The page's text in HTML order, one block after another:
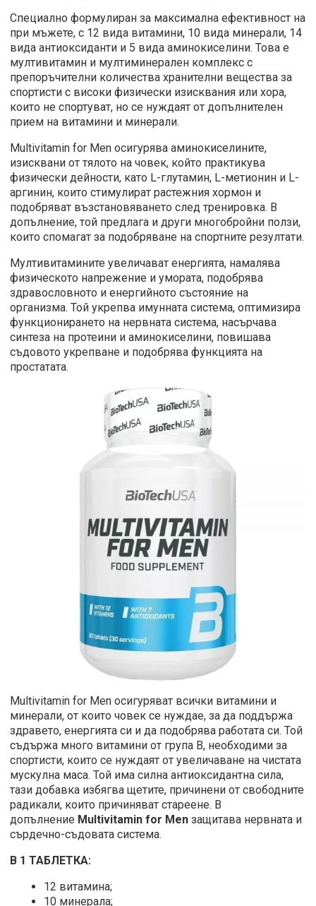
Специално формулиран за максимална ефективност на
при мъжете, с 12 вида витамини, 10 вида минерали, 14
вида антиоксиданти и 5 вида аминокиселини. Това е
мултивитамин и мултиминерален комплекс с
препоръчителни количества хранителни вещества за
спортисти с високи физически изисквания или хора,
които не спортуват, но се нуждаят от допълнителен
прием на витамини и минерали.
Multivitamin for Men осигурява аминокиселините,
изисквани от тялото на човек, който практикува
физически дейности, като L-глутамин, L-метионин и L-
аргинин, които стимулират растежния хормон и
подобряват възстановяването след тренировка. В
допълнение, той предлага и други многобройни ползи,
които спомагат за подобряване на спортните резултати.
Мултивитамините увеличават енергията, намалява
физическото напрежение и умората, подобрява
здравословното и енергийното състояние на
организма. Той укрепва имунната система, оптимизира
функционирането на нервната система, насърчава
синтеза на протеини и аминокиселини, повишава
съдовото укрепване и подобрява функцията на
простатата.
Multivitamin for Men осигуряват всички витамини и
минерали, от които човек се нуждае, за да поддържа
здравето, енергията си и да подобрява работата си. Той
съдържа много витамини от група В, необходими за
спортисти, които се нуждаят от увеличаване на чистата
мускулна маса. Той има силна антиоксидантна сила,
тази добавка избягва щетите, причинени от свободните
радикали, които причиняват стареене. В
допълнение Multivitamin for Menзащитава нервната и
сърдечно-съдовата система.
В 1 ТАБЛЕТКА:
12 витамина;
10 минерала;